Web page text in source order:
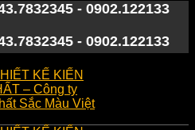
- 0902.122133
- 0902.122133